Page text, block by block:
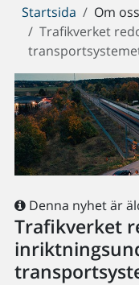
Du
är
här:
Startsida Om oss
Trafikverket
Denna nyhet är
Trafikverket